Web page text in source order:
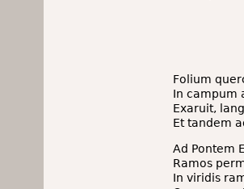
Folium
In campum
Exaruit,
Et tandem
Ad Pontem
Ramos
In viridis